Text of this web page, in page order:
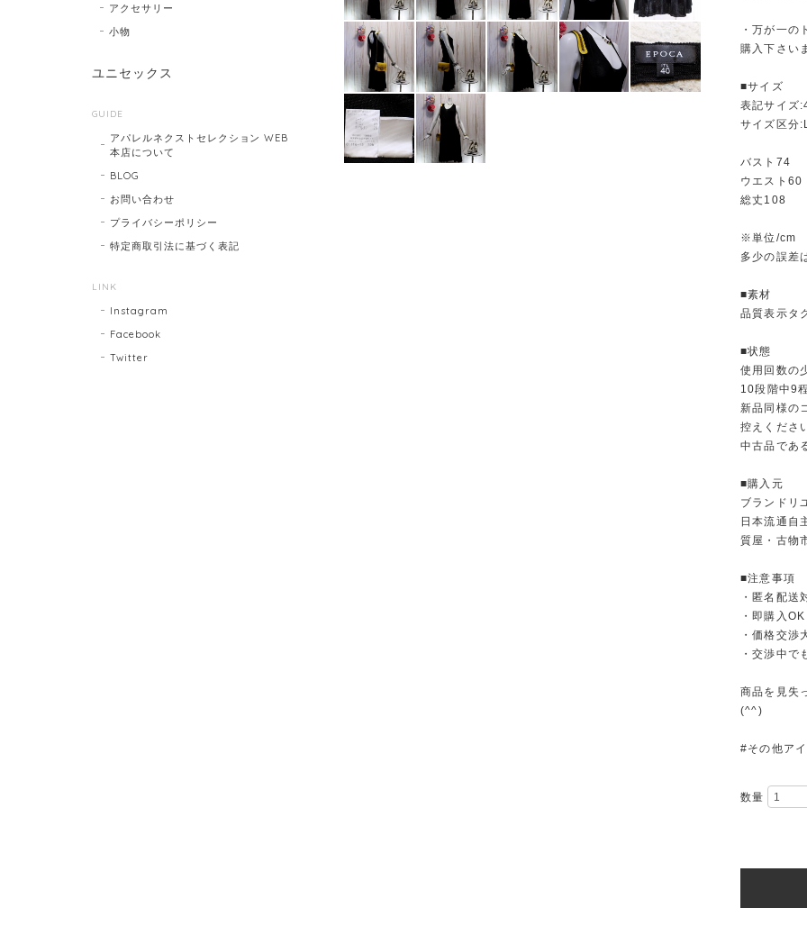
・万が一の
購入下さい
■サイズ
表記サイズ
サイズ区分
バスト74
ウエスト60
総丈108
※単位/cm
多少の誤差
■素材
品質表示タ
■状態
使用回数の
10段階中9
新品同様の
控えくださ
中古品であ
■購入元
ブランドリ
日本流通自
質屋・古物
■注意事項
・匿名配送
・即購入
・価格交渉
・交渉中で
商品を見失
(^^)
#その他ア
数量
アクセサリー
小物
ユニセックス
GUIDE
アパレルネクストセレクション WEB
本店について
BLOG
お問い合わせ
プライバシーポリシー
特定商取引法に基づく表記
LINK
Instagram
Facebook
Twitter